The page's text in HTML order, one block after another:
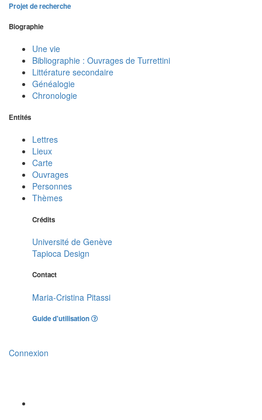
Projet de recherche
Biographie
Une vie
Bibliographie : Ouvrages de Turrettini
Littérature secondaire
Généalogie
Chronologie
Entités
Lettres
Lieux
Carte
Ouvrages
Personnes
Thèmes
Crédits
Université de Genève
Tapioca Design
Contact
Maria-Cristina Pitassi
Guide d'utilisation
Connexion